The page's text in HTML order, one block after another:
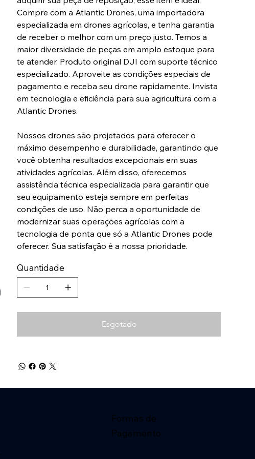
Compre com a Atlantic Drones, uma importadora
especializada em drones agrícolas, e tenha garantia
de receber o melhor com um preço justo. Temos a
maior diversidade de peças em amplo estoque para
te atender. Produto original DJI com suporte técnico
especializado. Aproveite as condições especiais de
pagamento e receba seu drone rapidamente. Invista
em tecnologia e eficiência para sua agricultura com a
Atlantic Drones.
Nossos drones são projetados para oferecer o
máximo desempenho e durabilidade, garantindo que
você obtenha resultados excepcionais em suas
atividades agrícolas. Além disso, oferecemos
assistência técnica especializada para garantir que
seu equipamento esteja sempre em perfeitas
condições de uso. Não perca a oportunidade de
modernizar suas operações agrícolas com a
tecnologia de ponta que só a Atlantic Drones pode
oferecer. Sua satisfação é a nossa prioridade.
Quantidade
Esgotado
Formas de
Pagamento